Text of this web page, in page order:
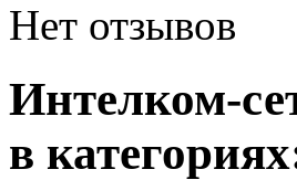
Нет отзывов
Интелком-
в